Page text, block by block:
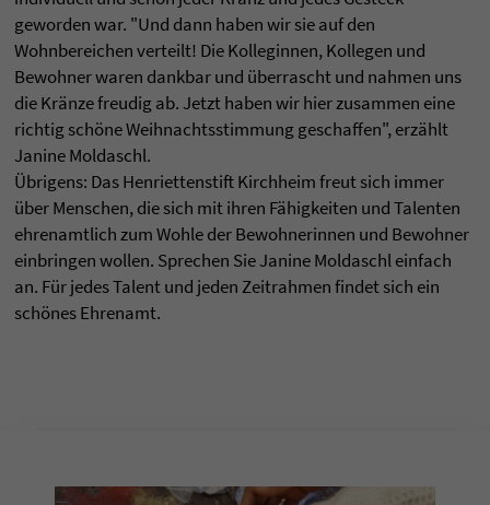
geworden war. "Und dann haben wir sie auf den
Wohnbereichen verteilt! Die Kolleginnen, Kollegen und
Bewohner waren dankbar und überrascht und nahmen uns
die Kränze freudig ab. Jetzt haben wir hier zusammen eine
richtig schöne Weihnachtsstimmung geschaffen", erzählt
Janine Moldaschl.
Übrigens: Das Henriettenstift Kirchheim freut sich immer
über Menschen, die sich mit ihren Fähigkeiten und Talenten
ehrenamtlich zum Wohle der Bewohnerinnen und Bewohner
einbringen wollen. Sprechen Sie Janine Moldaschl einfach
an. Für jedes Talent und jeden Zeitrahmen findet sich ein
schönes Ehrenamt.